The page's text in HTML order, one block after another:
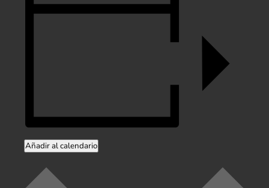
Añadir al calendario